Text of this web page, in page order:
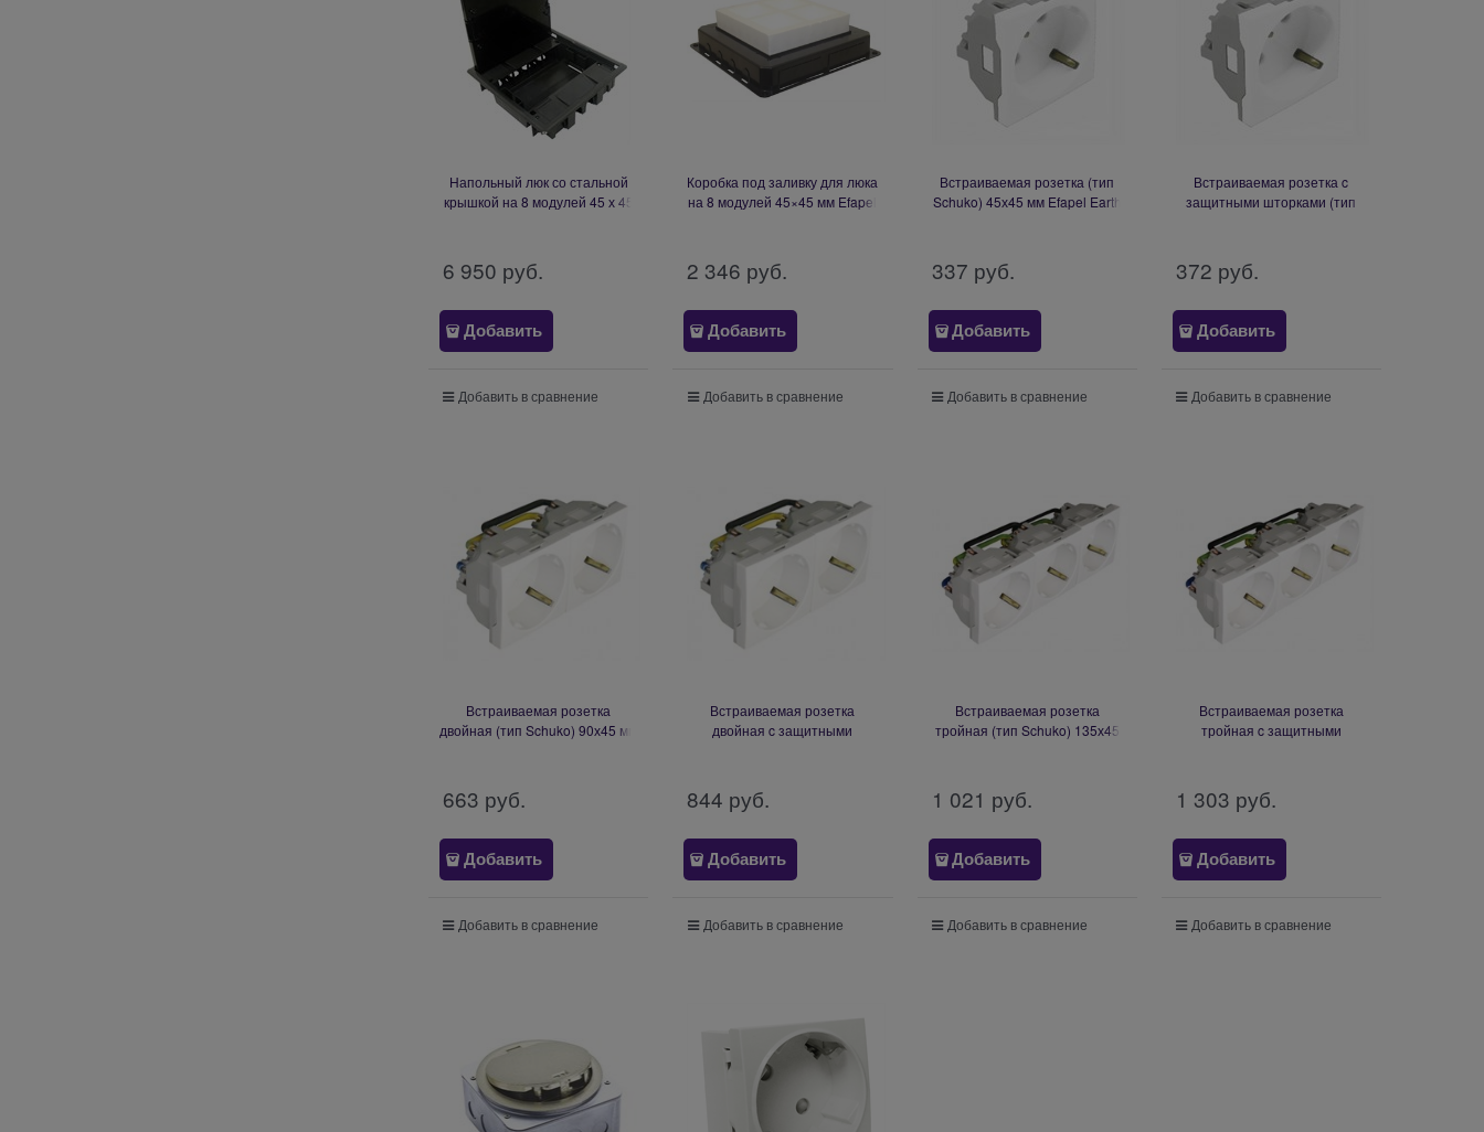
Напольный люк со стальной
крышкой на 8 модулей 45 х 45
6 950 руб.
Добавить
Добавить в сравнение
Коробка под заливку для люка
на 8 модулей 45×45 мм Efapel
2 346 руб.
Добавить
Добавить в сравнение
Встраиваемая розетка (тип
Schuko) 45х45 мм Efapel Earth
337 руб.
Добавить
Добавить в сравнение
Встраиваемая розетка c
защитными шторками (тип
Modules
372 руб.
Добавить
Добавить в сравнение
Встраиваемая розетка
двойная (тип Schuko) 90х45 мм
Modules
663 руб.
Добавить
Добавить в сравнение
Встраиваемая розетка
двойная c защитными
Earth Sockets (Schuko Type) - 4
Modules
844 руб.
Добавить
Добавить в сравнение
Встраиваемая розетка
тройная (тип Schuko) 135х45
Modules
1 021 руб.
Добавить
Добавить в сравнение
Встраиваемая розетка
тройная c защитными
Earth Sockets (Schuko Type) - 6
Modules
1 303 руб.
Добавить
Добавить в сравнение